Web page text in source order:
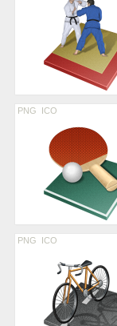
PNG ICO
PNG ICO